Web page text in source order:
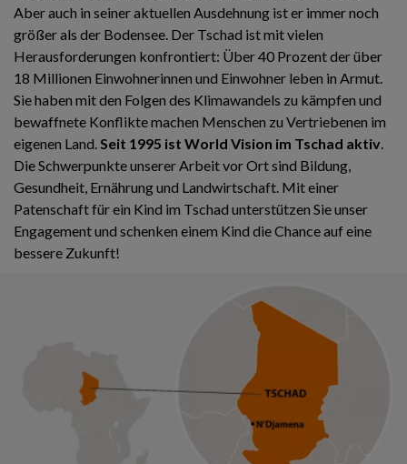
Aber auch in seiner aktuellen Ausdehnung ist er immer noch
größer als der Bodensee. Der Tschad ist mit vielen
Herausforderungen konfrontiert: Über 40 Prozent der über
18 Millionen Einwohnerinnen und Einwohner leben in Armut.
Sie haben mit den Folgen des Klimawandels zu kämpfen und
bewaffnete Konflikte machen Menschen zu Vertriebenen im
eigenen Land. Seit 1995 ist World Vision im Tschad aktiv
Die Schwerpunkte unserer Arbeit vor Ort sind Bildung,
Gesundheit, Ernährung und Landwirtschaft. Mit einer
Patenschaft für ein Kind im Tschad unterstützen Sie unser
Engagement und schenken einem Kind die Chance auf eine
bessere Zukunft!